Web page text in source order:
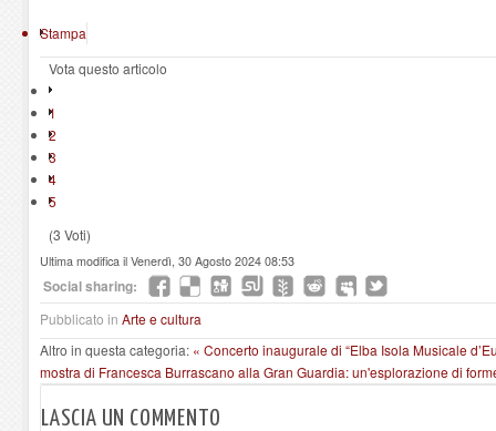
Stampa
Vota questo articolo
1
2
3
4
5
(3 Voti)
Ultima modifica il Venerdì, 30 Agosto 2024 08:53
Social sharing:
Pubblicato in Arte e cultura
Altro in questa categoria: « Concerto inaugurale di “Elba Isola Musicale
mostra di Francesca Burrascano alla Gran Guardia: un'esplorazione di
LASCIA UN COMMENTO